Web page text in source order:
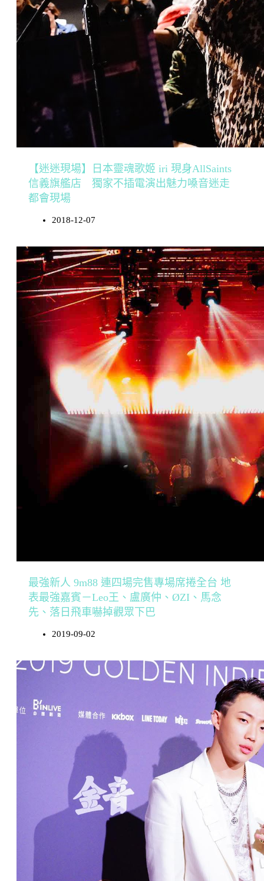
【迷迷現場】日本靈魂歌姬 iri 現身AllSaints
信義旗艦店 獨家不插電演出魅力嗓音迷走
都會現場
2018-12-07
最強新人 9m88 連四場完售專場席捲全台 地
表最強嘉賓－Leo王、盧廣仲、ØZI、馬念
先、落日飛車嚇掉觀眾下巴
2019-09-02